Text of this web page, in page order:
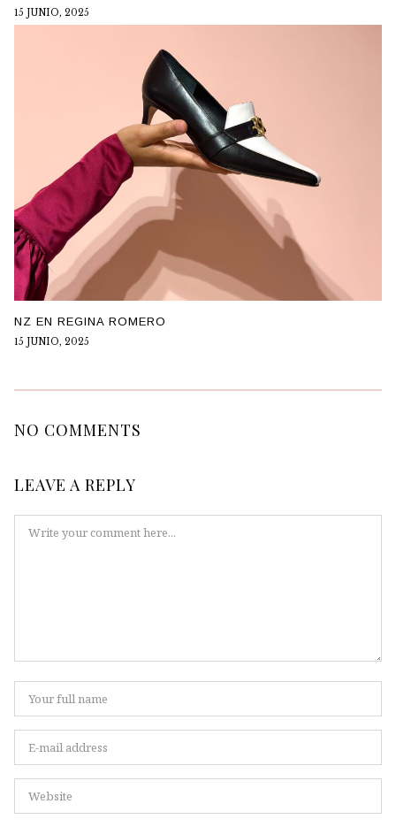
15 JUNIO, 2025
NZ EN REGINA ROMERO
15 JUNIO, 2025
NO COMMENTS
LEAVE A REPLY